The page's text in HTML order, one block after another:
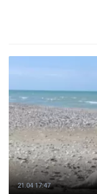
21.04 17:47